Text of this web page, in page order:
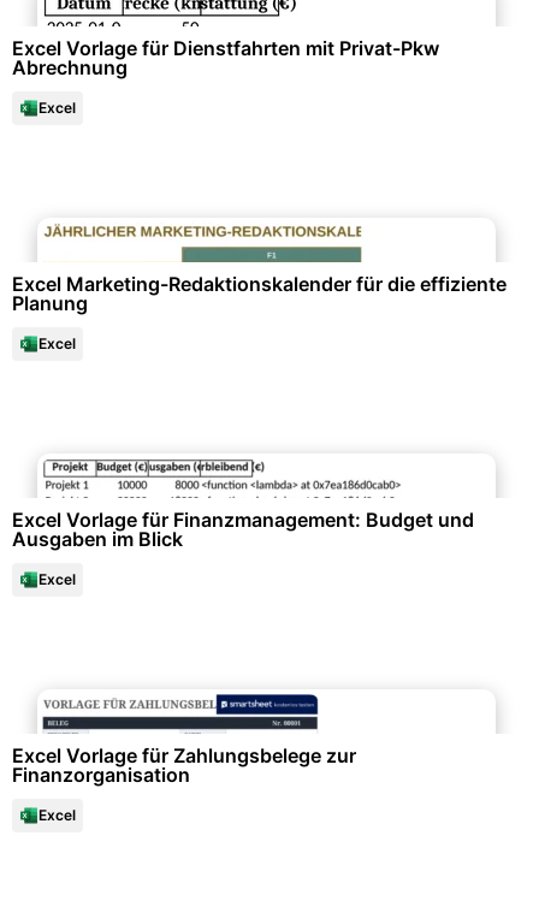
Excel Vorlage für Dienstfahrten mit Privat-Pkw
Abrechnung
Excel
Excel Marketing-Redaktionskalender für die effiziente
Planung
Excel
Excel Vorlage für Finanzmanagement: Budget und
Ausgaben im Blick
Excel
Excel Vorlage für Zahlungsbelege zur
Finanzorganisation
Excel